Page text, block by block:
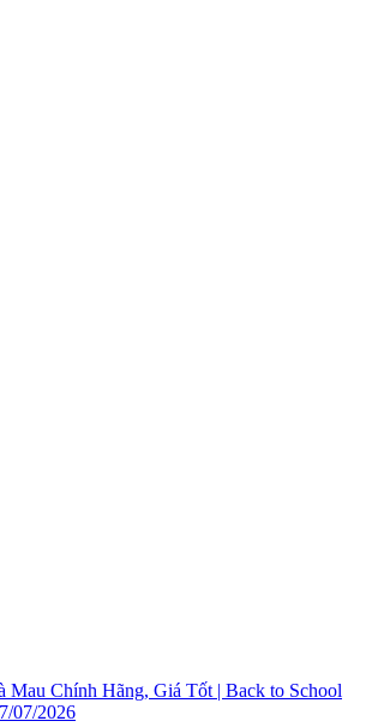
Mau Chính Hãng, Giá Tốt | Back to School
07/2026